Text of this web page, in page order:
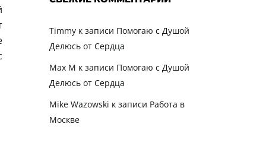
Timmyк записи Помогаю с Душой
Делюсь от Сердца
Max M к записи Помогаю с Душой
Делюсь от Сердца
Mike Wazowski к записи Работа в
Москве